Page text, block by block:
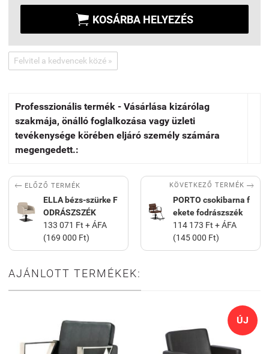
 KOSÁRBA HELYEZÉS
Felvitel a kedvencek közé »
Professzionális termék - Vásárlása kizárólag
szakmája, önálló foglalkozása vagy üzleti
tevékenysége körében eljáró személy számára
megengedett.:
 ELŐZŐ TERMÉK
ELLA bézs-szürke F
ODRÁSZSZÉK
133 071 Ft + ÁFA
(169 000 Ft)
KÖVETKEZŐ TERMÉK 
PORTO csokibarna f
ekete fodrászszék
114 173 Ft + ÁFA
(145 000 Ft)
AJÁNLOTT TERMÉKEK:
ÚJ